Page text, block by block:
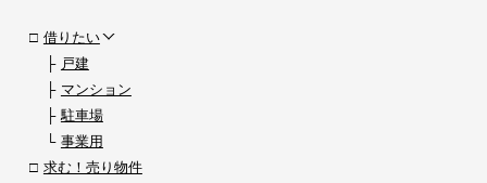
借りたい
戸建
マンション
駐車場
事業用
求む！売り物件